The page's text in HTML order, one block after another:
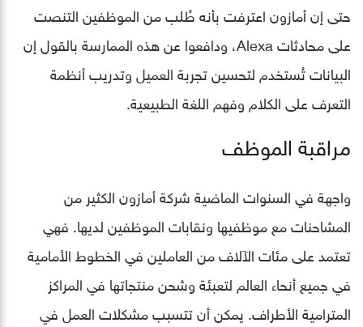
حتى إن أمازون اعترفت بأنه طُلب من الموظفين التنصت
على محادثات Alexa، ودافعوا عن هذه الممارسة بالقول إن
البيانات تُستخدم لتحسين تجربة العميل وتدريب أنظمة
التعرف على الكلام وفهم اللغة الطبيعية.
مراقبة الموظف
واجهة في السنوات الماضية شركة أمازون الكثير من
المشاحنات مع موظفيها ونقابات الموظفين لديها. فهي
تعتمد على مئات الآلاف من العاملين في الخطوط الأمامية
في جميع أنحاء العالم لتعبئة وشحن منتجاتها في المراكز
المترامية الأطراف. يمكن أن تتسبب مشكلات العمل في